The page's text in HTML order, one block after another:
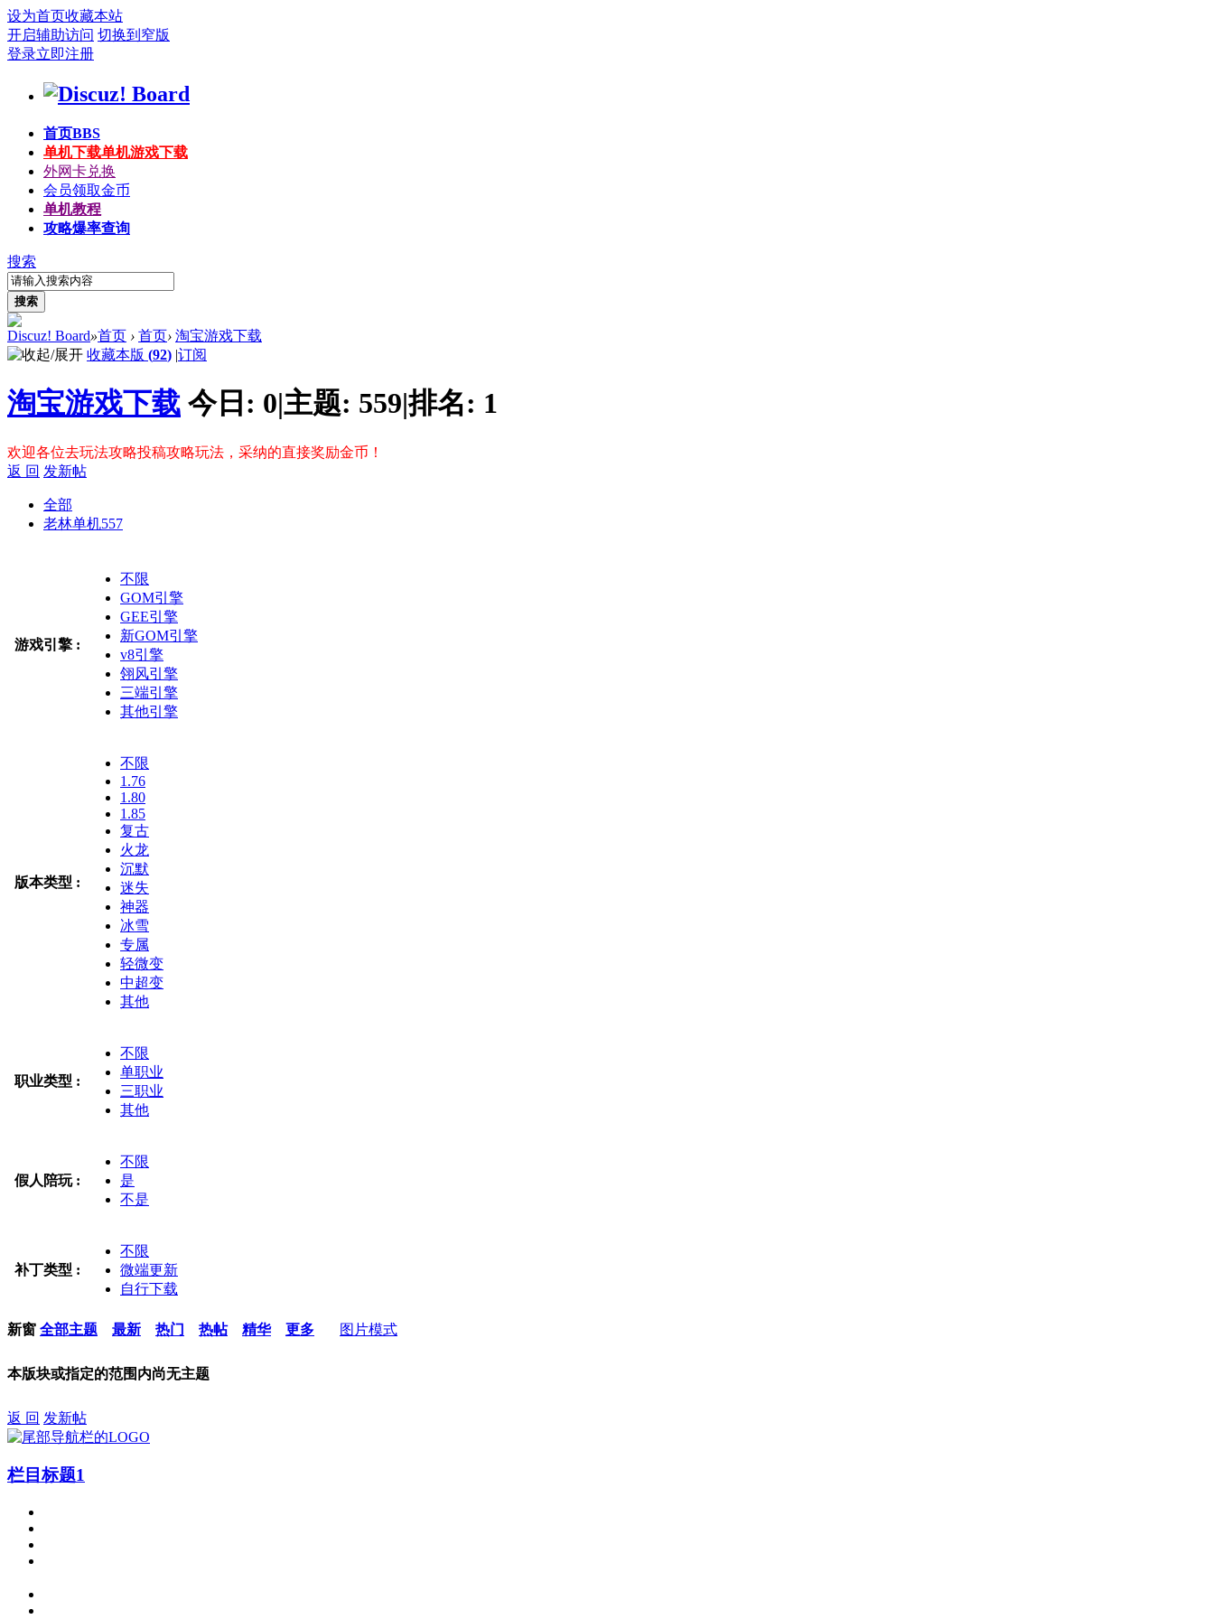
设为首页收藏本站
开启辅助访问 切换到窄版
登录立即注册
首页BBS
单机下载单机游戏下载
外网卡兑换
会员领取金币
单机教程
攻略爆率查询
搜索
搜索
Discuz! Board»首页 › 首页› 淘宝游戏下载
收藏本版 (92) |订阅
淘宝游戏下载 今日: 0|主题: 559|排名: 1
欢迎各位去玩法攻略投稿攻略玩法，采纳的直接奖励金币！
返 回 发新帖
全部
老林单机557
游戏引擎 :
不限
GOM引擎
GEE引擎
新GOM引擎
v8引擎
翎风引擎
三端引擎
其他引擎
版本类型 :
不限
1.76
1.80
1.85
复古
火龙
沉默
迷失
神器
冰雪
专属
轻微变
中超变
其他
职业类型 :
不限
单职业
三职业
其他
假人陪玩 :
不限
是
不是
补丁类型 :
不限
微端更新
自行下载
新窗 全部主题 最新 热门 热帖 精华 更多 图片模式
本版块或指定的范围内尚无主题
返 回 发新帖
栏目标题1